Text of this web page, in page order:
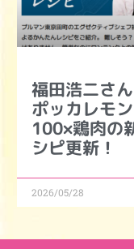
福田浩二さ
ポッカレモン
100×鶏肉の
シピ更新！
2026/05/28